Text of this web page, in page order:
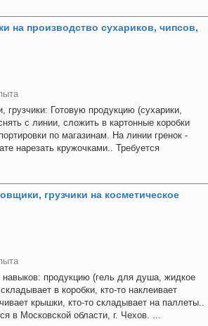
на производство сухариков, чипсов,
грузчики: Готовую продукцию (сухарики,
с линии, сложить в картонные коробки
по магазинам. На линии гренок -
нарезать кружочками.. Требуется
грузчики на косметическое
продукцию (гель для душа, жидкое
в коробки, кто-то наклеивает
крышки, кто-то складывает на паллеты..
в Московской области, г. Чехов. ...